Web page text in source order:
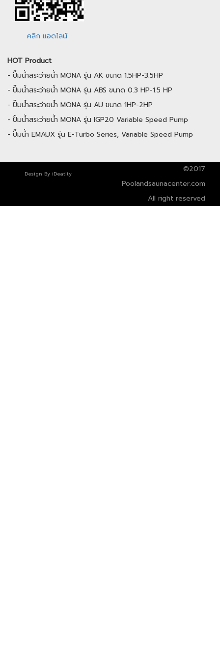
คลิก แอดไลน์
HOT Product
- ปั๊มน้ำสระว่ายน้ำ MONA รุ่น AK ขนาด 1.5HP-3.5HP
- ปั๊มน้ำสระว่ายน้ำ MONA รุ่น ABS ขนาด 0.3 HP-1.5 HP
- ปั๊มน้ำสระว่ายน้ำ MONA รุ่น AU ขนาด 1HP-2HP
- ปั้มน้ำสระว่ายน้ำ MONA รุ่น IGP20 Variable Speed Pump
- ปั๊มน้ำ EMAUX รุ่น E-Turbo Series, Variable Speed Pump
Design By iDeatity
©2017
Poolandsaunacenter.com
All right reserved